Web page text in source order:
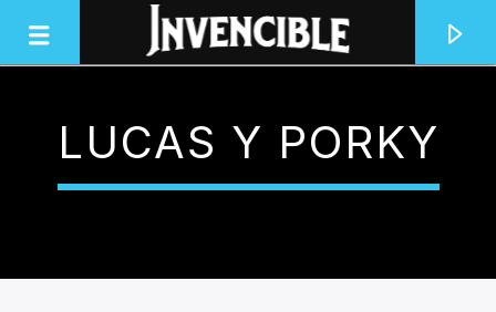
INVENCIBLE RADIO
JUNTOS SOMOS INVENCIBLES
LUCAS Y PORKY